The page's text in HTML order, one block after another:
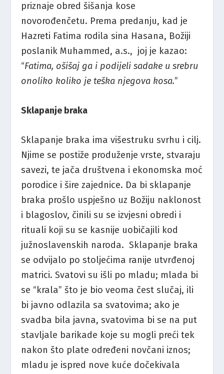
priznaje obred šišanja kose
novorođenčetu. Prema predanju, kad je
Hazreti Fatima rodila sina Hasana, Božiji
poslanik Muhammed, a.s., joj je kazao:
“Fatima, ošišaj ga i podijeli sadake u srebru
onoliko koliko je teška njegova kosa.”
Sklapanje braka
Sklapanje braka ima višestruku svrhu i cilj.
Njime se postiže produženje vrste, stvaraju
savezi, te jača društvena i ekonomska moć
porodice i šire zajednice. Da bi sklapanje
braka prošlo uspješno uz Božiju naklonost
i blagoslov, činili su se izvjesni obredi i
rituali koji su se kasnije uobičajili kod
južnoslavenskih naroda. Sklapanje braka
se odvijalo po stoljećima ranije utvrđenoj
matrici. Svatovi su išli po mladu; mlada bi
se “krala” što je bio veoma čest slučaj, ili
bi javno odlazila sa svatovima; ako je
svadba bila javna, svatovima bi se na put
stavljale barikade koje su mogli preći tek
nakon što plate određeni novčani iznos;
mladu je ispred nove kuće dočekivala